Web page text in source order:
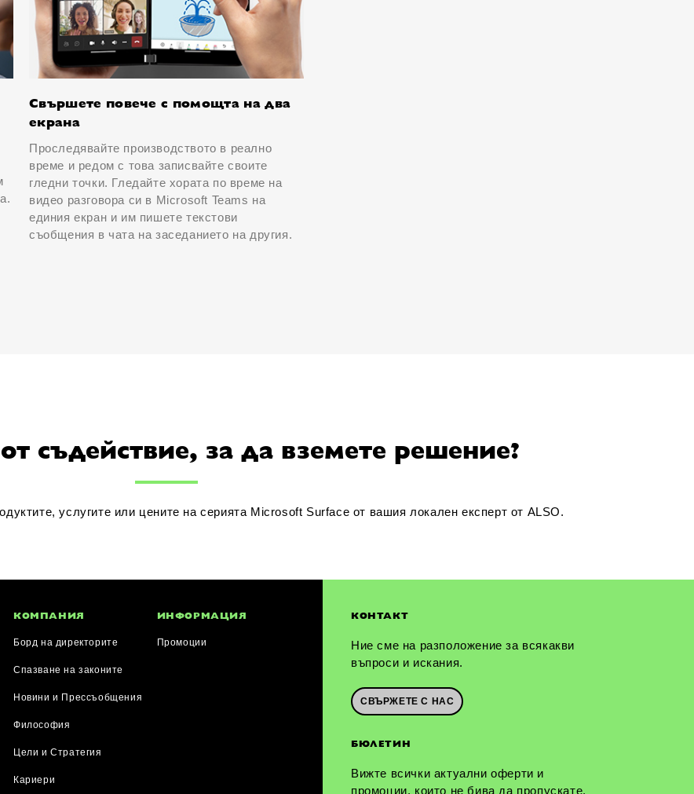
Свършете повече с помощта на два
екрана
Проследявайте производството в реално
време и редом с това записвайте своите
гледни точки. Гледайте хората по време на
видео разговора си в Microsoft Teams на
единия екран и им пишете текстови
съобщения в чата на заседанието на другия.
съдействие, за да вземете решение?
услугите или цените на серията Microsoft Surface от вашия локален експерт от ALSO.
КОНТАКТ
Ние сме на разположение за всякакви
въпроси и искания.
СВЪРЖЕТЕ С НАС
БЮЛЕТИН
Вижте всички актуални оферти и
промоции, които не бива да пропускате.
КОМПАНИЯ
Борд на директорите
Спазване на законите
Новини и Прессъобщения
Философия
Цели и Стратегия
Кариери
ИНФОРМАЦИЯ
Промоции